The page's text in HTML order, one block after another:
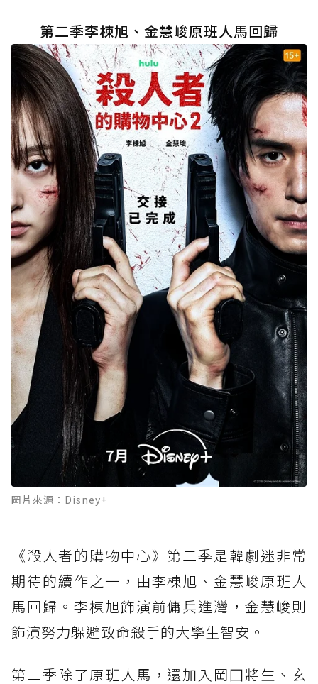
第二季李棟旭、金慧峻原班人馬回歸
圖片來源：Disney+
《殺人者的購物中心》第二季是韓劇迷非常
期待的續作之一，由李棟旭、金慧峻原班人
馬回歸。李棟旭飾演前傭兵進灣，金慧峻則
飾演努力躲避致命殺手的大學生智安。
第二季除了原班人馬，還加入岡田將生、玄